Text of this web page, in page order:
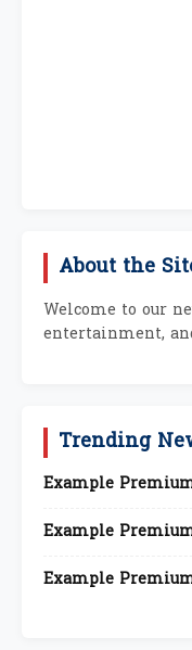
About the
Welcome to our
entertainment,
Trending
Example
Example
Example